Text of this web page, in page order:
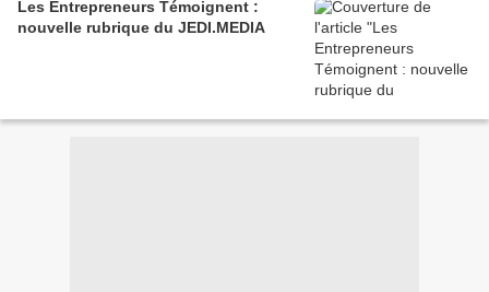
Les Entrepreneurs Témoignent :
nouvelle rubrique du JEDI.MEDIA